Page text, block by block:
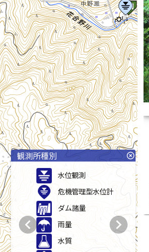
観測所種別 highlight_off
水位観測
危機管理型水位計
ダム諸量
雨量
水質
chevron_left chevron_right